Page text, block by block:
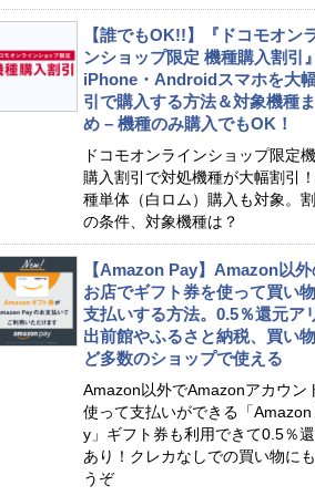
【誰でもOK!!】『ドコモオン
ンショップ限定 機種購入割引
iPhone・Androidスマホを大
引で購入する方法＆対象機種
め – 機種のみ購入でもOK！
ドコモオンラインショップ限定
購入割引で対処機種が大幅割引
種単体（白ロム）購入も対象。割
の条件、対象機種は？
【Amazon Pay】Amazon以外
お店でギフト券を使って買い物
支払いする方法。0.5％還元ア
出前館やふるさと納税、買い
ど多数のショップで使える
Amazon以外でAmazonアカウン
使って支払いができる「Amazon
y」ギフト券も利用できて0.5％
あり！クレカなしでの買い物に
うぞ